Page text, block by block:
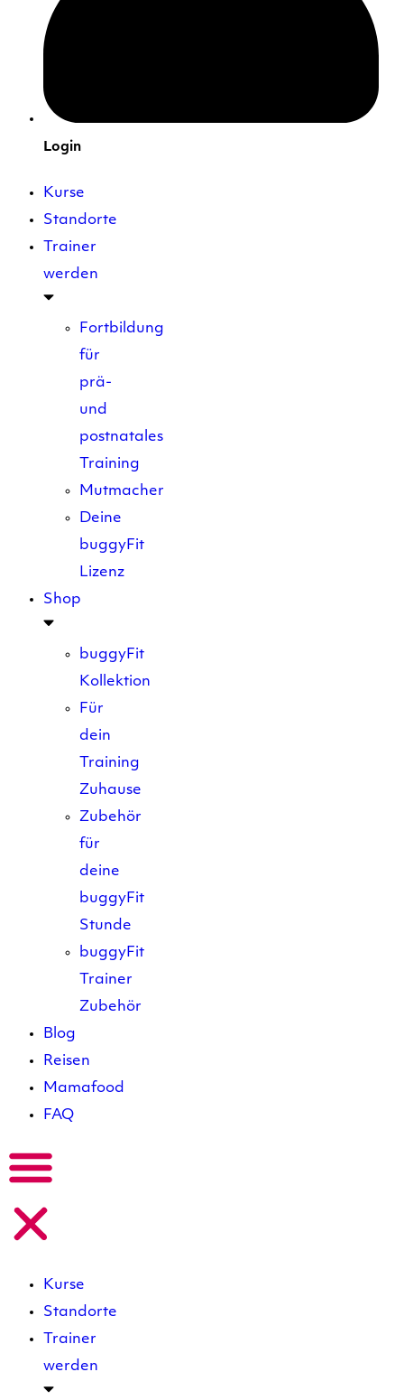
Login
Kurse
Standorte
Trainer
werden
Fortbildung
für
prä-
und
postnatales
Training
Mutmacher
Deine
buggyFit
Lizenz
Shop
buggyFit
Kollektion
Für
dein
Training
Zuhause
Zubehör
für
deine
buggyFit
Stunde
buggyFit
Trainer
Zubehör
Blog
Reisen
Mamafood
FAQ
Kurse
Standorte
Trainer
werden